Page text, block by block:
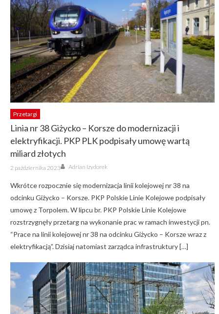
Przetargi
Linia nr 38 Giżycko – Korsze do modernizacji i
elektryfikacji. PKP PLK podpisały umowę wartą
miliard złotych
Posted
on
2 października 2023 Author
Adrian Izydorek
Wkrótce rozpocznie się modernizacja linii kolejowej nr 38 na
odcinku Giżycko – Korsze. PKP Polskie Linie Kolejowe podpisały
umowę z Torpolem. W lipcu br. PKP Polskie Linie Kolejowe
rozstrzygnęły przetarg na wykonanie prac w ramach inwestycji pn.
“Prace na linii kolejowej nr 38 na odcinku Giżycko – Korsze wraz z
elektryfikacją”. Dzisiaj natomiast zarządca infrastruktury […]